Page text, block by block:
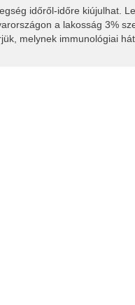
időről-időre kiújulhat.
a lakosság 3%
melynek immunológiai